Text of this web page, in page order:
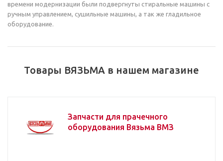
времени модернизации были подвергнуты стиральные машины с
ручным управлением, сушильные машины, а так же гладильное
оборудование.
Товары ВЯЗЬМА в нашем магазине
Запчасти для прачечного
оборудования Вязьма ВМЗ